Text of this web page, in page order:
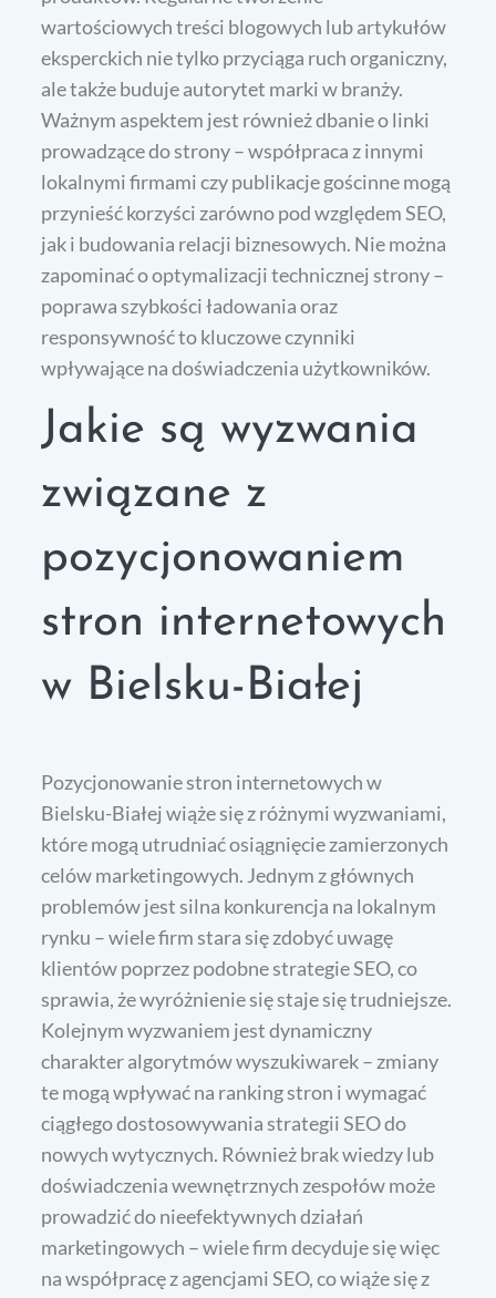
wartościowych treści blogowych lub artykułów
eksperckich nie tylko przyciąga ruch organiczny,
ale także buduje autorytet marki w branży.
Ważnym aspektem jest również dbanie o linki
prowadzące do strony – współpraca z innymi
lokalnymi firmami czy publikacje gościnne mogą
przynieść korzyści zarówno pod względem SEO,
jak i budowania relacji biznesowych. Nie można
zapominać o optymalizacji technicznej strony –
poprawa szybkości ładowania oraz
responsywność to kluczowe czynniki
wpływające na doświadczenia użytkowników.
Jakie są wyzwania
związane z
pozycjonowaniem
stron internetowych
w Bielsku-Białej
Pozycjonowanie stron internetowych w
Bielsku-Białej wiąże się z różnymi wyzwaniami,
które mogą utrudniać osiągnięcie zamierzonych
celów marketingowych. Jednym z głównych
problemów jest silna konkurencja na lokalnym
rynku – wiele firm stara się zdobyć uwagę
klientów poprzez podobne strategie SEO, co
sprawia, że wyróżnienie się staje się trudniejsze.
Kolejnym wyzwaniem jest dynamiczny
charakter algorytmów wyszukiwarek – zmiany
te mogą wpływać na ranking stron i wymagać
ciągłego dostosowywania strategii SEO do
nowych wytycznych. Również brak wiedzy lub
doświadczenia wewnętrznych zespołów może
prowadzić do nieefektywnych działań
marketingowych – wiele firm decyduje się więc
na współpracę z agencjami SEO, co wiąże się z